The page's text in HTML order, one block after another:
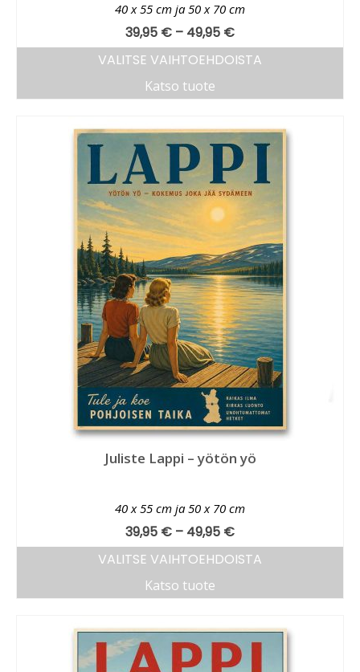
40 x 55 cm ja 50 x 70 cm
39,95 € – 49,95 €
VALITSE VAIHTOEHDOISTA
Katso tuote
Juliste Lappi – yötön yö
40 x 55 cm ja 50 x 70 cm
39,95 € – 49,95 €
VALITSE VAIHTOEHDOISTA
Katso tuote